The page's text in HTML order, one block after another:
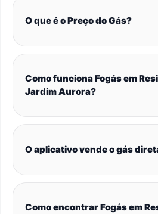
O que é o Preço do Gás?
Como funciona Fogás em
Jardim Aurora?
O aplicativo vende o gás
Como encontrar Fogás em